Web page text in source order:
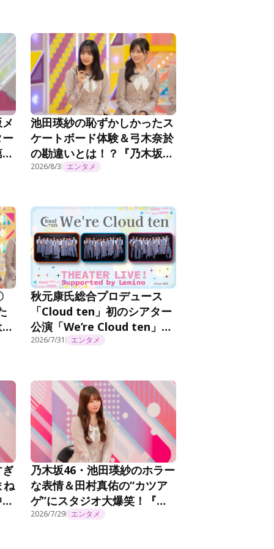
池田瑛紗の恥ずかしかったス
ケートボード体験＆弓木奈於
の勘違いとは！？『乃木坂工
事延長中』#570
2026/8/3 エンタメ
…
秋元康氏総合プロデュース
「Cloud ten」初のシアター
公演「We’re Cloud ten」を
Leminoプレミアムで独占見
2026/7/31 エンタメ
ね
乃木坂46・池田瑛紗のホラー
な表情＆田村真佑の“カツア
ゲ”にスタジオ大爆笑！『乃
木坂工事延長中』#572
2026/7/29 エンタメ